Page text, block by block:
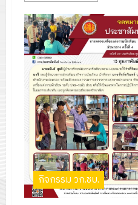
กิจกรรม วก.ชบ.